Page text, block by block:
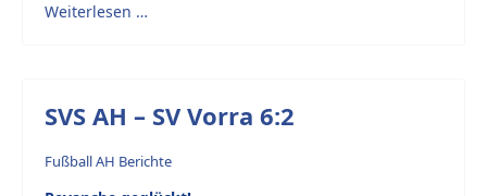
Weiterlesen …
SVS AH – SV Vorra 6:2
Fußball AH Berichte